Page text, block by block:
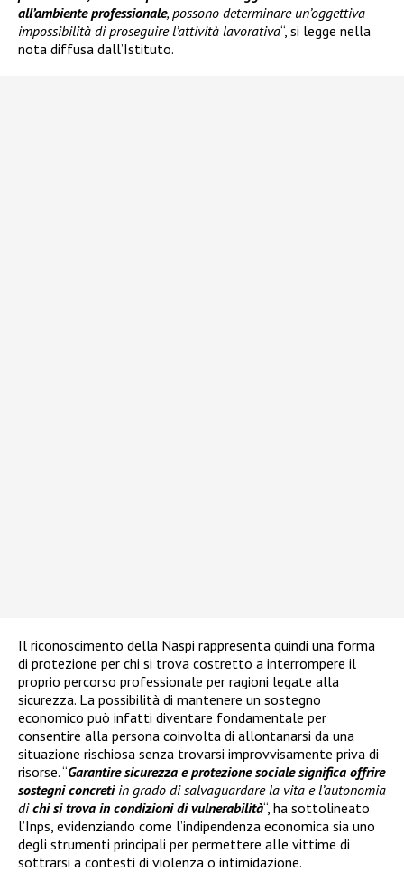
all’ambiente professionale, possono determinare un’oggettiva
impossibilità di proseguire l’attività lavorativa“, si legge nella
nota diffusa dall’Istituto.
Il riconoscimento della Naspi rappresenta quindi una forma
di protezione per chi si trova costretto a interrompere il
proprio percorso professionale per ragioni legate alla
sicurezza. La possibilità di mantenere un sostegno
economico può infatti diventare fondamentale per
consentire alla persona coinvolta di allontanarsi da una
situazione rischiosa senza trovarsi improvvisamente priva di
risorse. “Garantire sicurezza e protezione sociale significa offrire
sostegni concretiin grado di salvaguardare la vita e l’autonomia
dichi si trova in condizioni di vulnerabilità“, ha sottolineato
l’Inps, evidenziando come l’indipendenza economica sia uno
degli strumenti principali per permettere alle vittime di
sottrarsi a contesti di violenza o intimidazione.